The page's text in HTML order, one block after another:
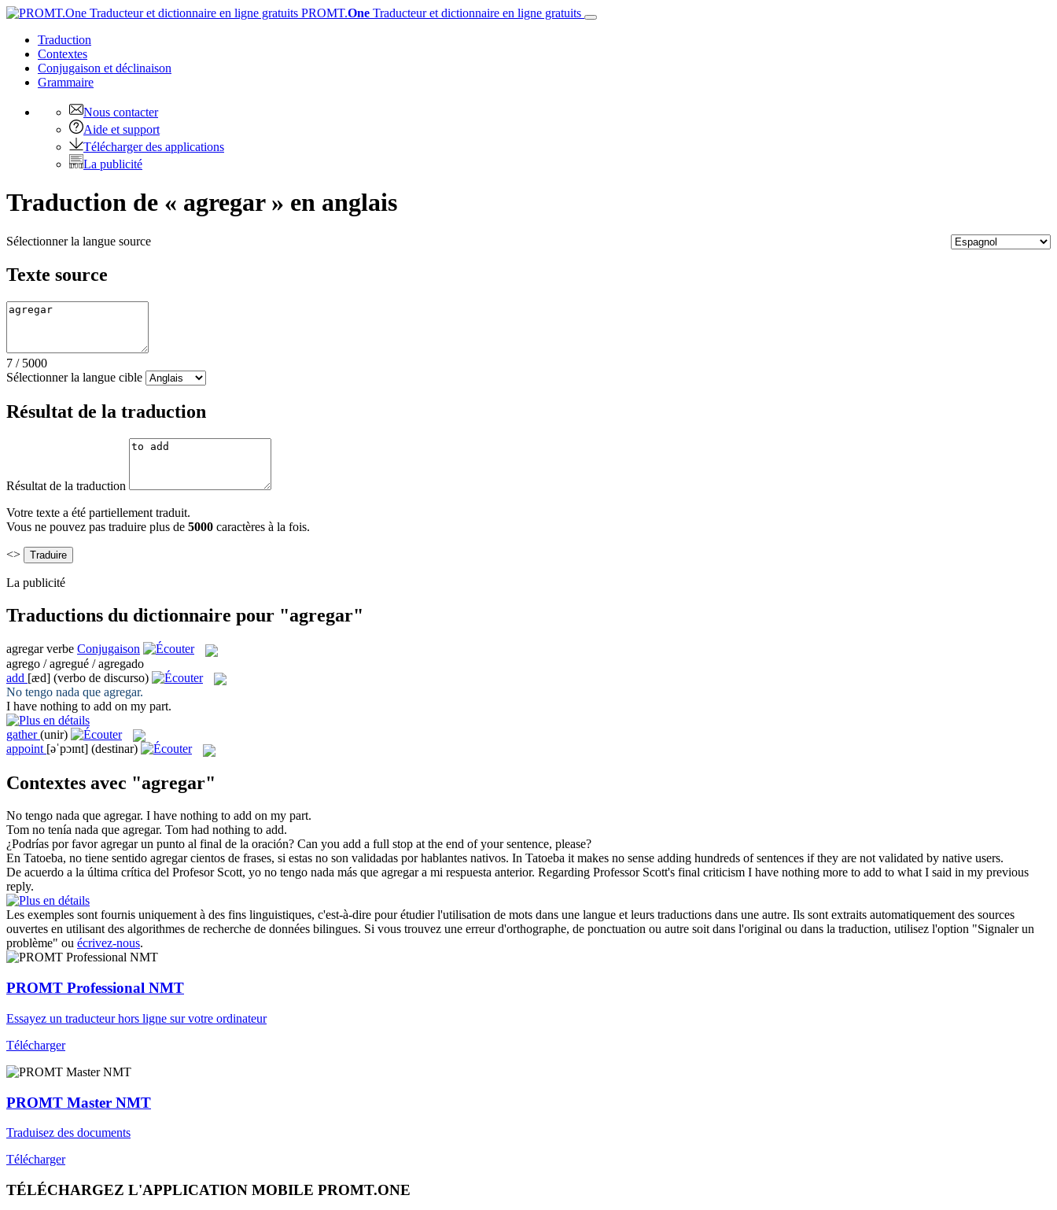
PROMT.One Traducteur et dictionnaire en ligne gratuits
Traduction
Contextes
Conjugaison et déclinaison
Grammaire
Nous contacter
Aide et support
Télécharger des applications
La publicité
Traduction de « agregar » en anglais
Sélectionner la langue source
Texte source
7 / 5000
Sélectionner la langue cible
Résultat de la traduction
Résultat de la traduction
Votre texte a été partiellement traduit.
Vous ne pouvez pas traduire plus de 5000 caractères à la fois.
<>
La publicité
Traductions du dictionnaire pour "agregar"
agregar verbe Conjugaison
agrego / agregué / agregado
add [æd] (verbo de discurso)
No tengo nada que agregar.
I have nothing to add on my part.
gather (unir)
appoint [əˈpɔɪnt] (destinar)
Contextes avec "agregar"
No tengo nada que agregar. I have nothing to add on my part.
Tom no tenía nada que agregar. Tom had nothing to add.
¿Podrías por favoragregarun punto al final de la oración? Can you add a full stop at the end of your sentence, please?
En Tatoeba, no tiene sentido agregarcientos de frases, si estas no son validadas por hablantes nativos. In Tatoeba it makes no sense adding hundreds of sentences if they are not validated by native users.
De acuerdo a la última crítica del Profesor Scott, yo no tengo nada más que agregara mi respuesta anterior. Regarding Professor Scott's final criticism I have nothing more to add to what I said in my previous
reply.
Les exemples sont fournis uniquement à des fins linguistiques, c'est-à-dire pour étudier l'utilisation de mots dans une langue et leurs traductions dans une autre. Ils sont extraits automatiquement des sources
ouvertes en utilisant des algorithmes de recherche de données bilingues. Si vous trouvez une erreur d'orthographe, de ponctuation ou autre soit dans l'original ou dans la traduction, utilisez l'option "Signaler un
problème" ou écrivez-nous.
PROMT Professional NMT
Essayez un traducteur hors ligne sur votre ordinateur
Télécharger
PROMT Master NMT
Traduisez des documents
Télécharger
TÉLÉCHARGEZ L'APPLICATION MOBILE PROMT.ONE